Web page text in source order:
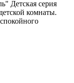
Детская серия
комнаты.